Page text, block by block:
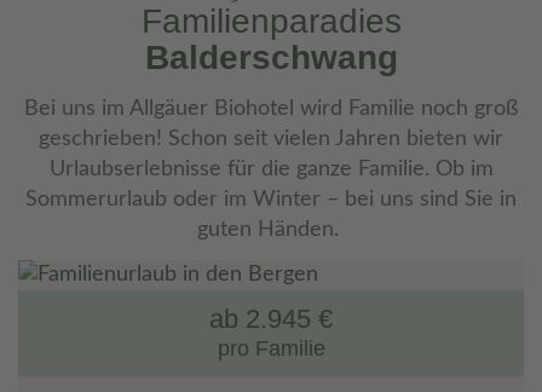
Familienparadies
Balderschwang
Bei uns im Allgäuer Biohotel wird Familie noch groß
geschrieben! Schon seit vielen Jahren bieten wir
Urlaubserlebnisse für die ganze Familie. Ob im
Sommerurlaub oder im Winter – bei uns sind Sie in
guten Händen.
ab 2.945 €
pro Familie